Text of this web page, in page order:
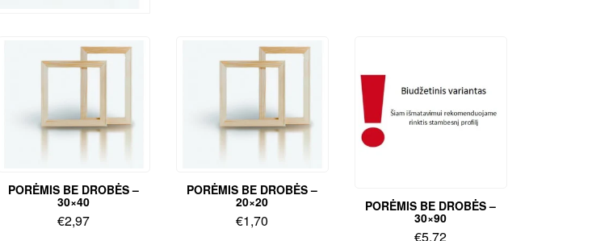
PORĖMIS BE DROBĖS –
30×40
€2,97
PORĖMIS BE DROBĖS –
20×20
€1,70
PORĖMIS BE DROBĖS –
30×90
€5,72